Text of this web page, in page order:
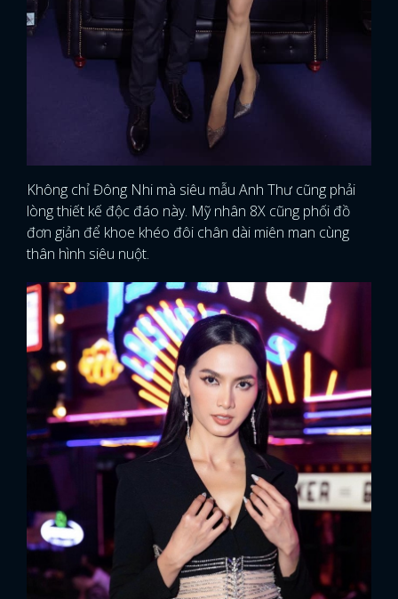
x
ĐĂNG NHẬP
Không chỉ Đông Nhi mà siêu mẫu Anh Thư cũng phải
lòng thiết kế độc đáo này. Mỹ nhân 8X cũng phối đồ
đơn giản để khoe khéo đôi chân dài miên man cùng
thân hình siêu nuột.